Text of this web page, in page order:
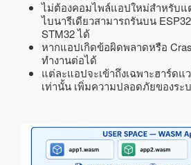
ไม่ต้องคอมไพล์แอปใหม่สำหรับ
ไบนารีเดียวสามารถรันบน
STM32 ได้
หากแอปเกิดข้อผิดพลาดหรือ
ทำงานต่อได้
แต่ละแอปจะเข้าถึงเฉพาะฮาร์ด
เท่านั้น เพิ่มความปลอดภัยของระ